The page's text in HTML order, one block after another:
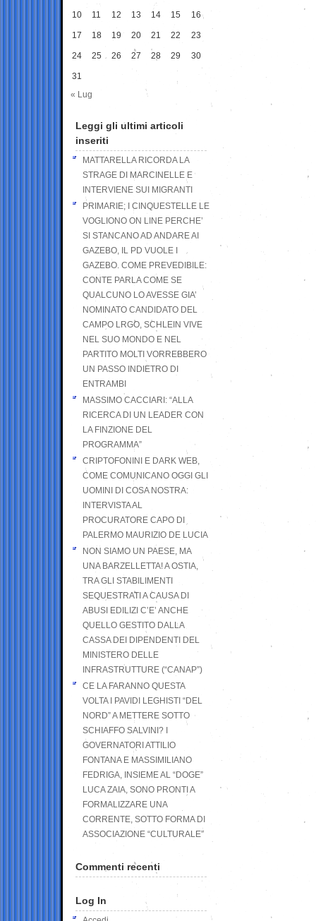
10 11 12 13 14 15 16
17 18 19 20 21 22 23
24 25 26 27 28 29 30
31
« Lug
Leggi gli ultimi articoli
inseriti
MATTARELLA RICORDA LA
STRAGE DI MARCINELLE E
INTERVIENE SUI MIGRANTI
PRIMARIE; I CINQUESTELLE LE
VOGLIONO ON LINE PERCHE’
SI STANCANO AD ANDARE AI
GAZEBO, IL PD VUOLE I
GAZEBO. COME PREVEDIBILE:
CONTE PARLA COME SE
QUALCUNO LO AVESSE GIA’
NOMINATO CANDIDATO DEL
CAMPO LRGO, SCHLEIN VIVE
NEL SUO MONDO E NEL
PARTITO MOLTI VORREBBERO
UN PASSO INDIETRO DI
ENTRAMBI
MASSIMO CACCIARI: “ALLA
RICERCA DI UN LEADER CON
LA FINZIONE DEL
PROGRAMMA”
CRIPTOFONINI E DARK WEB,
COME COMUNICANO OGGI GLI
UOMINI DI COSA NOSTRA:
INTERVISTA AL
PROCURATORE CAPO DI
PALERMO MAURIZIO DE LUCIA
NON SIAMO UN PAESE, MA
UNA BARZELLETTA! A OSTIA,
TRA GLI STABILIMENTI
SEQUESTRATI A CAUSA DI
ABUSI EDILIZI C’E’ ANCHE
QUELLO GESTITO DALLA
CASSA DEI DIPENDENTI DEL
MINISTERO DELLE
INFRASTRUTTURE (“CANAP”)
CE LA FARANNO QUESTA
VOLTA I PAVIDI LEGHISTI “DEL
NORD” A METTERE SOTTO
SCHIAFFO SALVINI? I
GOVERNATORI ATTILIO
FONTANA E MASSIMILIANO
FEDRIGA, INSIEME AL “DOGE”
LUCA ZAIA, SONO PRONTI A
FORMALIZZARE UNA
CORRENTE, SOTTO FORMA DI
ASSOCIAZIONE “CULTURALE”
Commenti recenti
Log In